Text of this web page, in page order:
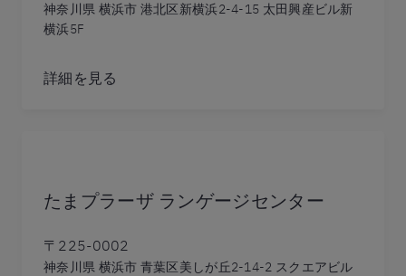
神奈川県 横浜市 港北区新横浜2-4-15 太田興産ビル新
横浜5F
詳細を見る
たまプラーザ ランゲージセンター
〒225-0002
神奈川県 横浜市 青葉区美しが丘2-14-2 スクエアビル